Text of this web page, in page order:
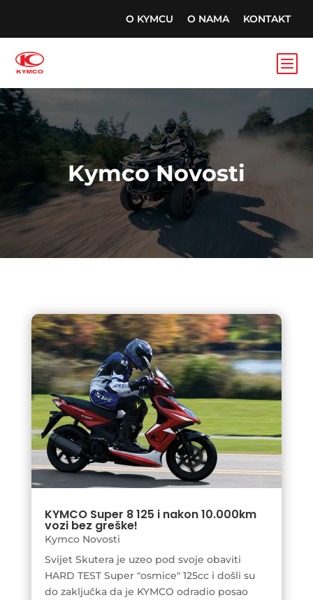
O KYMCU O NAMA KONTAKT
b
Kymco Novosti
KYMCO Super 8 125 i nakon 10.000km
vozi bez greške!
Kymco Novosti
Svijet Skutera je uzeo pod svoje obaviti
HARD TEST Super "osmice" 125cc i došli su
do zaključka da je KYMCO odradio posao